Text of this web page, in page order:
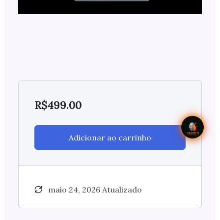
R$499.00
Adicionar ao carrinho
maio 24, 2026 Atualizado